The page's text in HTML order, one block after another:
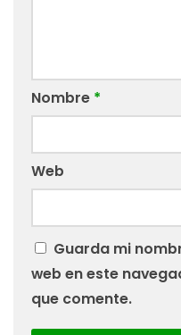
Nombre *
Web
Guarda mi
web en este
que comente.